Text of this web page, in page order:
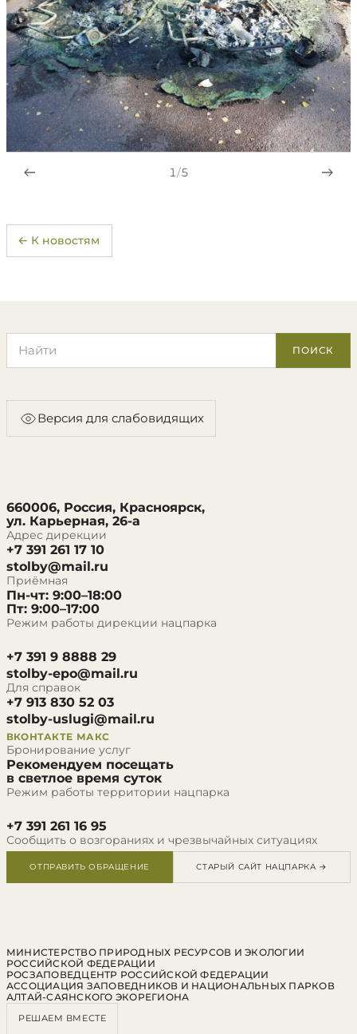
1/5
← К новостям
ПОИСК
Версия для слабовидящих
660006, Россия, Красноярск,
ул. Карьерная, 26-а
Адрес дирекции
+7 391 261 17 10
stolby@mail.ru
Приёмная
Пн-чт: 9:00–18:00
Пт: 9:00–17:00
Режим работы дирекции нацпарка
+7 391 9 8888 29
stolby-epo@mail.ru
Для справок
+7 913 830 52 03
stolby-uslugi@mail.ru
ВКОНТАКТЕ МАКС
Бронирование услуг
Рекомендуем посещать
в светлое время суток
Режим работы территории нацпарка
+7 391 261 16 95
Сообщить о возгораниях и чрезвычайных ситуациях
ОТПРАВИТЬ ОБРАЩЕНИЕ СТАРЫЙ САЙТ НАЦПАРКА →
МИНИСТЕРСТВО ПРИРОДНЫХ РЕСУРСОВ И ЭКОЛОГИИ
РОССИЙСКОЙ ФЕДЕРАЦИИ
РОСЗАПОВЕДЦЕНТР РОССИЙСКОЙ ФЕДЕРАЦИИ
АССОЦИАЦИЯ ЗАПОВЕДНИКОВ И НАЦИОНАЛЬНЫХ ПАРКОВ
АЛТАЙ-САЯНСКОГО ЭКОРЕГИОНА
РЕШАЕМ ВМЕСТЕ